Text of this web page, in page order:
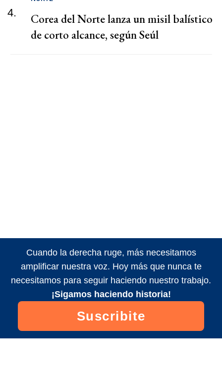
4.
Corea del Norte lanza un misil balístico
de corto alcance, según Seúl
Cuando la derecha ruge, más necesitamos
amplificar nuestra voz. Hoy más que nunca te
necesitamos para seguir haciendo nuestro trabajo.
¡Sigamos haciendo historia!
Suscribite